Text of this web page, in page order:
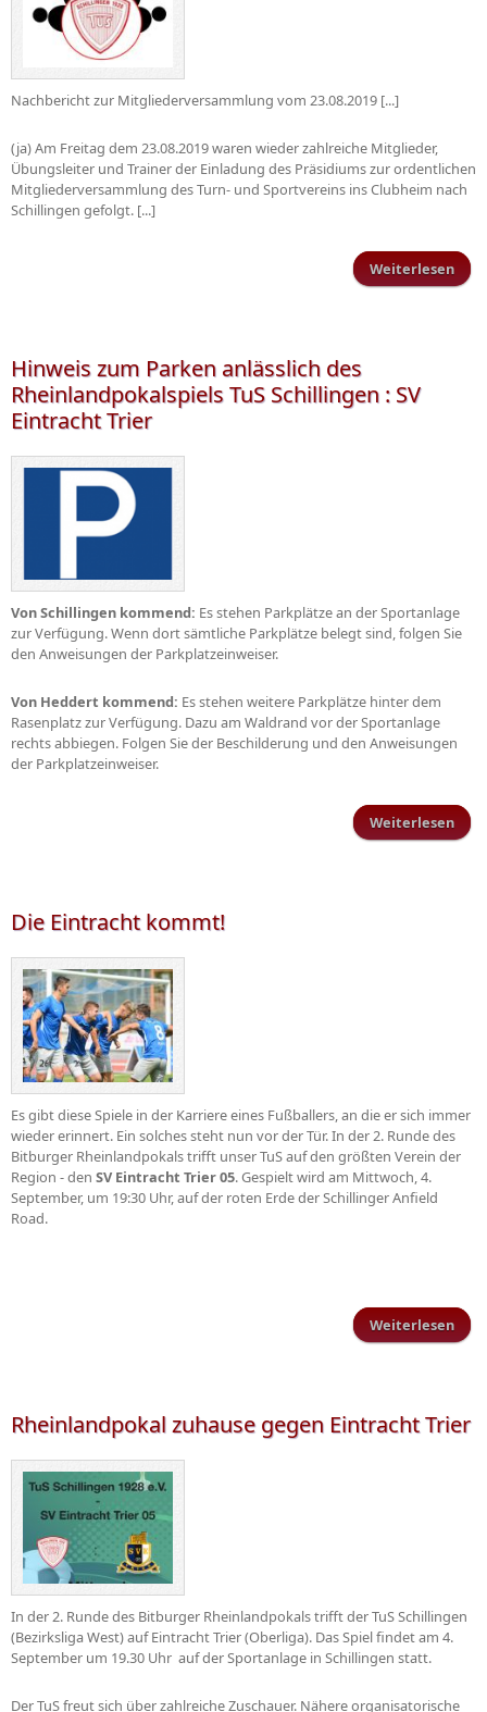
Nachbericht zur Mitgliederversammlung vom 23.08.2019 [...]
(ja) Am Freitag dem 23.08.2019 waren wieder zahlreiche Mitglieder,
Übungsleiter und Trainer der Einladung des Präsidiums zur ordentlichen
Mitgliederversammlung des Turn- und Sportvereins ins Clubheim nach
Schillingen gefolgt. [...]
Weiterlesen
Hinweis zum Parken anlässlich des
Rheinlandpokalspiels TuS Schillingen : SV
Eintracht Trier
Von Schillingen kommend: Es stehen Parkplätze an der Sportanlage
zur Verfügung. Wenn dort sämtliche Parkplätze belegt sind, folgen Sie
den Anweisungen der Parkplatzeinweiser.
Von Heddert kommend: Es stehen weitere Parkplätze hinter dem
Rasenplatz zur Verfügung. Dazu am Waldrand vor der Sportanlage
rechts abbiegen. Folgen Sie der Beschilderung und den Anweisungen
der Parkplatzeinweiser.
Weiterlesen
Die Eintracht kommt!
Es gibt diese Spiele in der Karriere eines Fußballers, an die er sich immer
wieder erinnert. Ein solches steht nun vor der Tür. In der 2. Runde des
Bitburger Rheinlandpokals trifft unser TuS auf den größten Verein der
Region - den SV Eintracht Trier 05. Gespielt wird am Mittwoch, 4.
September, um 19:30 Uhr, auf der roten Erde der Schillinger Anfield
Road.
Weiterlesen
Rheinlandpokal zuhause gegen Eintracht Trier
In der 2. Runde des Bitburger Rheinlandpokals trifft der TuS Schillingen
(Bezirksliga West) auf Eintracht Trier (Oberliga). Das Spiel findet am 4.
September um 19.30 Uhr auf der Sportanlage in Schillingen statt.
Der TuS freut sich über zahlreiche Zuschauer. Nähere organisatorische